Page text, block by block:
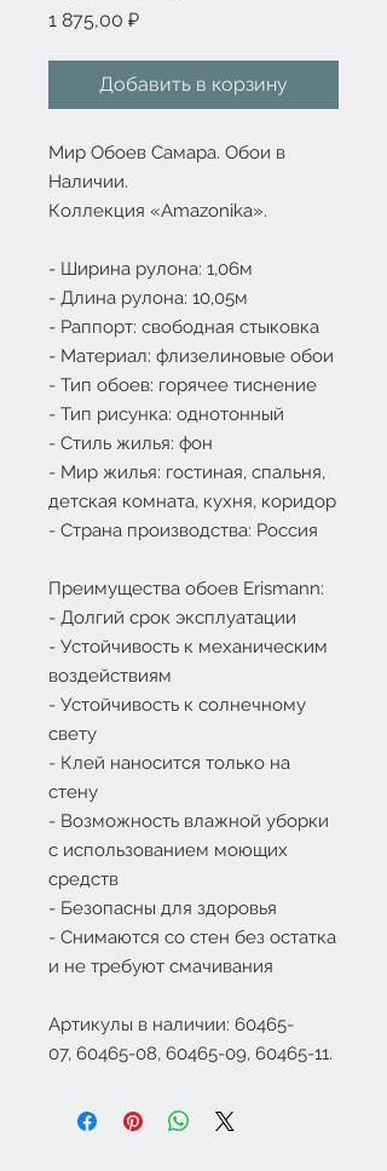
1 875,00 ₽Цена
Добавить в корзину
Мир Обоев Самара. Обои в
Наличии.
Коллекция «Amazonika».
- Ширина рулона: 1,06м
- Длина рулона: 10,05м
- Раппорт: свободная стыковка
- Материал: флизелиновые обои
- Тип обоев: горячее тиснение
- Тип рисунка: однотонный
- Стиль жилья: фон
- Мир жилья: гостиная, спальня,
детская комната, кухня, коридор
- Страна производства: Россия
Преимущества обоев Erismann:
- Долгий срок эксплуатации
- Устойчивость к механическим
воздействиям
- Устойчивость к солнечному
свету
- Клей наносится только на
стену
- Возможность влажной уборки
с использованием моющих
средств
- Безопасны для здоровья
- Снимаются со стен без остатка
и не требуют смачивания
Артикулы в наличии: 60465-
07, 60465-08, 60465-09, 60465-11.